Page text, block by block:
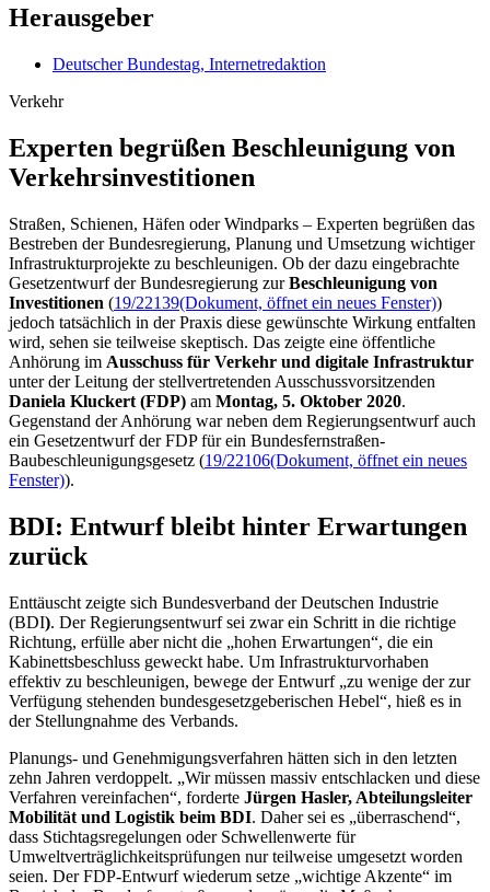
Herausgeber
Deutscher Bundestag, Internetredaktion
Verkehr
Experten begrüßen Beschleunigung von
Verkehrs­investi­tionen
Straßen, Schienen, Häfen oder Windparks – Experten begrüßen das
Bestreben der Bundesregierung, Planung und Umsetzung wichtiger
Infrastrukturprojekte zu beschleunigen. Ob der dazu eingebrachte
Gesetzentwurf der Bundesregierung zurBeschleunigung von
Investitionen (19/22139(Dokument, öffnet ein neues Fenster))
jedoch tatsächlich in der Praxis diese gewünschte Wirkung entfalten
wird, sehen sie teilweise skeptisch. Das zeigte eine öffentliche
Anhörung im Ausschuss für Verkehr und digitale Infrastruktur
unter der Leitung der stellvertretenden Ausschussvorsitzenden
Daniela Kluckert (FDP) am Montag, 5. Oktober 2020.
Gegenstand der Anhörung war neben dem Regierungsentwurf auch
ein Gesetzentwurf der FDP für ein Bundesfernstraßen-
Baubeschleunigungsgesetz (19/22106(Dokument, öffnet ein neues
Fenster)).
BDI: Entwurf bleibt hinter Erwartungen
zurück
Enttäuscht zeigte sich Bundesverband der Deutschen Industrie
(BDI). Der Regierungsentwurf sei zwar ein Schritt in die richtige
Richtung, erfülle aber nicht die „hohen Erwartungen“, die ein
Kabinettsbeschluss geweckt habe. Um Infrastrukturvorhaben
effektiv zu beschleunigen, bewege der Entwurf „zu wenige der zur
Verfügung stehenden bundesgesetzgeberischen Hebel“, hieß es in
der Stellungnahme des Verbands.
Planungs- und Genehmigungsverfahren hätten sich in den letzten
zehn Jahren verdoppelt. „Wir müssen massiv entschlacken und diese
Verfahren vereinfachen“, forderte Jürgen Hasler, Abteilungsleiter
Mobilität und Logistik beim BDI. Daher sei es „überraschend“,
dass Stichtagsregelungen oder Schwellenwerte für
Umweltverträglichkeitsprüfungen nur teilweise umgesetzt worden
seien. Der FDP-Entwurf wiederum setze „wichtige Akzente“ im